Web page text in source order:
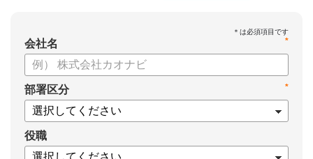
本資料では、人事担当者300名の実態調査をもとに現場ですぐ
に役立つ生成AI活用術を紹介しています。
生成AI利用時のポイントや注意事項もまとめているため、これ
から始める方も安心です。評価シートフォーマットの作成や素
案の生成など、コピペで使えるプロンプトも収録！
生成AIを「壁打ち相手」や「作業アシスタント」にして、明日か
らの人事業務を効率化してみませんか？
*
会社名
*
部署区分
役職